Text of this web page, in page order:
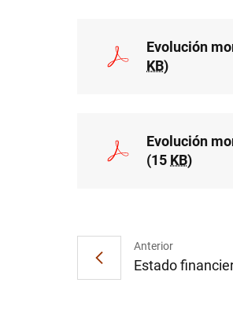
Evolución
KB)
Evolución
(15 KB)
Anterior
Estado